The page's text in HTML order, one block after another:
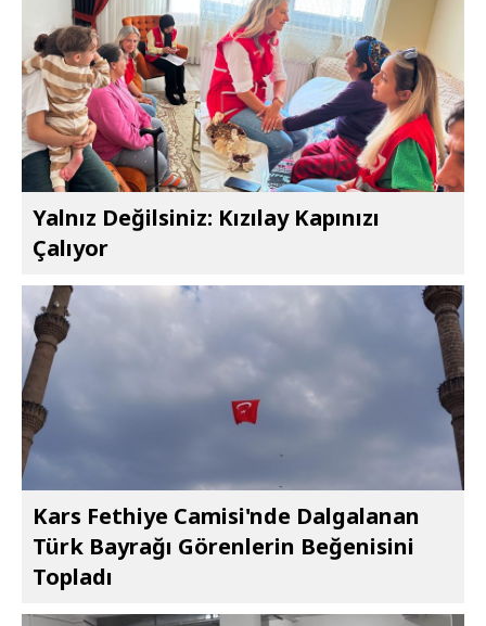
Yalnız Değilsiniz: Kızılay Kapınızı
Çalıyor
Kars Fethiye Camisi'nde Dalgalanan
Türk Bayrağı Görenlerin Beğenisini
Topladı